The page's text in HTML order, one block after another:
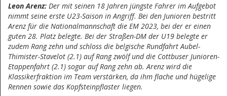
Leon Arenz: Der mit seinen 18 Jahren jüngste Fahrer im Aufgebot
nimmt seine erste U23-Saison in Angriff. Bei den Junioren bestritt
Arenz für die Nationalmannschaft die EM 2023, bei der er einen
guten 28. Platz belegte. Bei der Straßen-DM der U19 belegte er
zudem Rang zehn und schloss die belgische Rundfahrt Aubel-
Thimister-Stavelot (2.1) auf Rang zwölf und die Cottbuser Junioren-
Etappenfahrt (2.1) sogar auf Rang zehn ab. Arenz wird die
Klassikerfraktion im Team verstärken, da ihm flache und hügelige
Rennen sowie das Kopfsteinpflaster liegen.